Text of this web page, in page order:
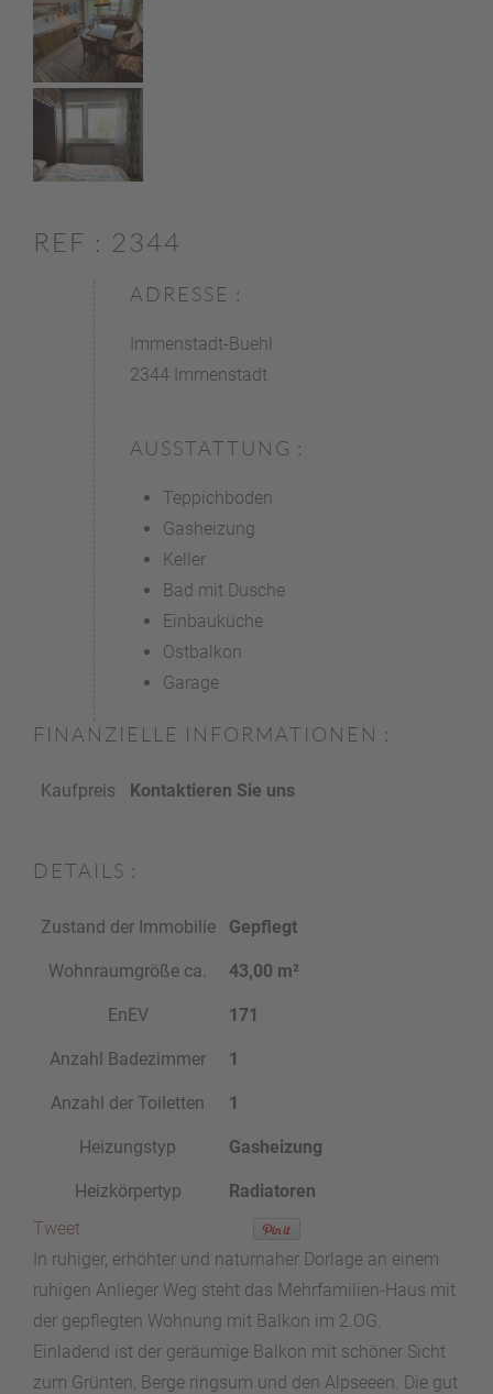
REF : 2344
ADRESSE :
Immenstadt-Buehl
2344 Immenstadt
AUSSTATTUNG :
Teppichboden
Gasheizung
Keller
Bad mit Dusche
Einbauküche
Ostbalkon
Garage
FINANZIELLE INFORMATIONEN :
Kaufpreis Kontaktieren Sie uns
DETAILS :
Zustand der Immobilie Gepflegt
Wohnraumgröße ca. 43,00 m²
EnEV 171
Anzahl Badezimmer 1
Anzahl der Toiletten 1
Heizungstyp Gasheizung
Heizkörpertyp
Radiatoren
Tweet
In ruhiger, erhöhter und naturnaher Dorlage an einem
ruhigen Anlieger Weg steht das Mehrfamilien-Haus mit
der gepflegten Wohnung mit Balkon im 2.OG.
Einladend ist der geräumige Balkon mit schöner Sicht
zum Grünten, Berge ringsum und den Alpseeen. Die gut